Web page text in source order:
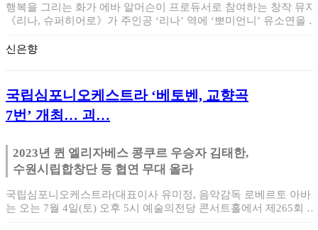
행복을 그리는 화가 에바 알머슨이 프로듀서로 참여하는 창작 뮤지
《리나, 슈퍼히어로》가 주인공 ‘리나’ 역에 ‘뽀미언니’ 유소연을
신은향
국립심포니오케스트라 ‘베토벤, 교향곡
7번’ 개최… 괴…
2023년 퀸 엘리자베스 콩쿠르 우승자 김태한,
수원시립합창단 등 협연 무대 올라
국립심포니오케스트라(대표이사 유미정, 음악감독 로베르토 아바
는 오는 7월 4일(토) 오후 5시 예술의전당 콘서트홀에서 제265회 정